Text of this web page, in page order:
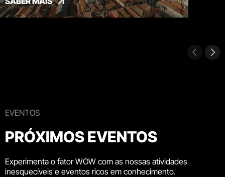
EVENTOS
PRÓXIMOS EVENTOS
Experimenta o fator WOW com as nossas atividades
inesquecíveis e eventos ricos em conhecimento.